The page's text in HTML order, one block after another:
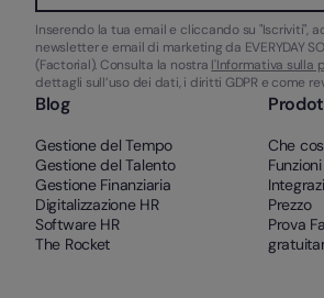
Inserendo la tua email e cliccando su "Iscriviti",
newsletter e email di marketing da EVERYDAY
(Factorial). Consulta la nostra l'Informativa sulla
dettagli sull’uso dei dati, i diritti GDPR e come
Blog
Gestione del Tempo
Gestione del Talento
Gestione Finanziaria
Digitalizzazione HR
Software HR
The Rocket
Che
Funzioni
Prezzo
Prova